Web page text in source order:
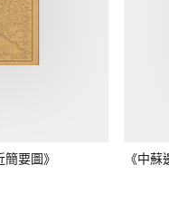
要圖》 《中